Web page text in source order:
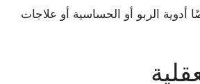
الربو أو الحساسية أو علاجات